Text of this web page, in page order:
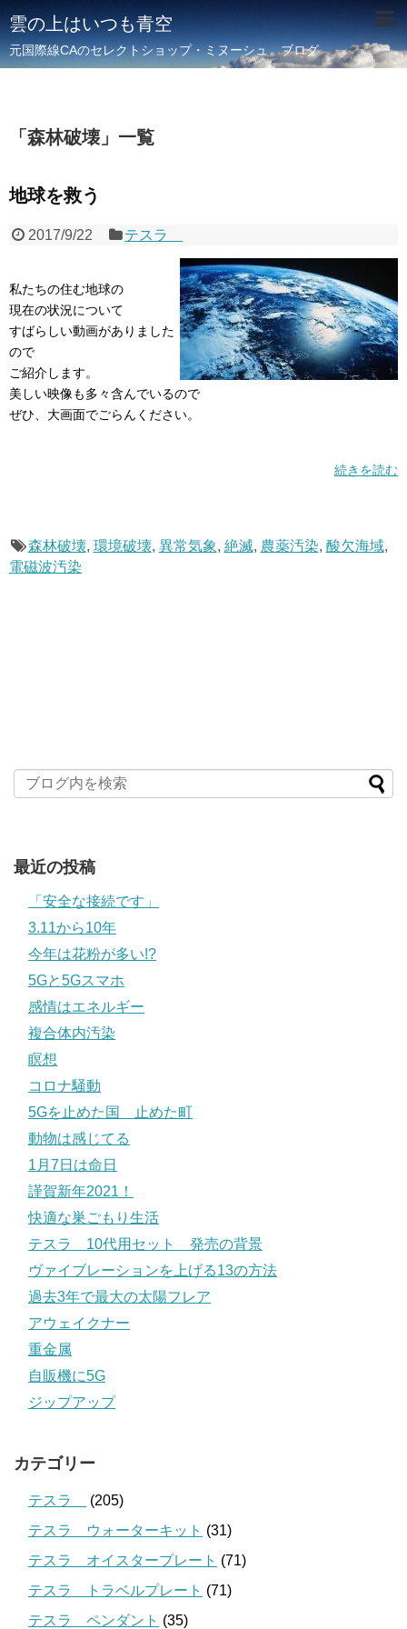
雲の上はいつも青空
元国際線CAのセレクトショップ・ミヌーシュ ブログ
「 森林破壊」 一覧
地球を救う
2017/9/22 テスラ
私たちの住む地球の
現在の状況について
すばらしい動画がありました
ので
ご紹介します。
美しい映像も多々含んでいるので
ぜひ、大画面でごらんください。
続きを読む
森林破壊, 環境破壊, 異常気象, 絶滅, 農薬汚染, 酸欠海域,
電磁波汚染
最近の投稿
「安全な接続です」
3.11から10年
今年は花粉が多い!?
5Gと5Gスマホ
感情はエネルギー
複合体内汚染
瞑想
コロナ騒動
5Gを止めた国 止めた町
動物は感じてる
1月7日は命日
謹賀新年2021！
快適な巣ごもり生活
テスラ 10代用セット 発売の背景
ヴァイブレーションを上げる13の方法
過去3年で最大の太陽フレア
アウェイクナー
重金属
自販機に5G
ジップアップ
カテゴリー
テスラ
(205)
テスラ ウォーターキット (31)
テスラ オイスタープレート (71)
テスラ トラベルプレート (71)
テスラ ペンダント (35)